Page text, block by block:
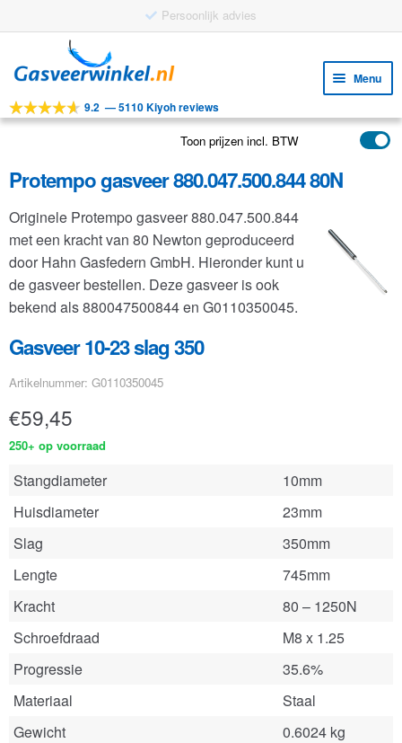
Persoonlijk advies
door
navigatie
naar
inhoud
Menu
Tools
Toepassingen
Klantenservice
FAQ
9.2 —5110 Kiyoh reviews
Toon prijzen incl. BTW
Protempo gasveer 880.047.500.844 80N
Originele Protempo gasveer 880.047.500.844
met een kracht van 80 Newton geproduceerd
door Hahn Gasfedern GmbH. Hieronder kunt u
de gasveer bestellen. Deze gasveer is ook
bekend als 880047500844 en G0110350045.
Gasveer 10-23 slag 350
Artikelnummer: G0110350045
€59,45
250+ op voorraad
Stangdiameter
10mm
Huisdiameter
23mm
Slag
350mm
Lengte
745mm
Kracht
80 – 1250N
Schroefdraad
M8 x 1.25
Progressie
35.6%
Materiaal
Staal
Gewicht
0.6024 kg